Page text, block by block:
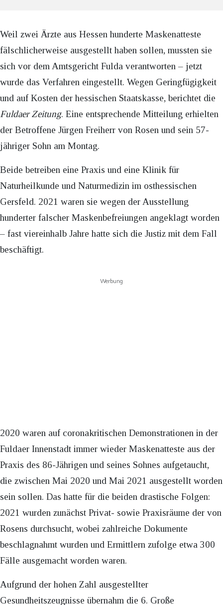
Weil zwei Ärzte aus Hessen hunderte Maskenatteste
fälschlicherweise ausgestellt haben sollen, mussten sie
sich vor dem Amtsgericht Fulda verantworten – jetzt
wurde das Verfahren eingestellt. Wegen Geringfügigkeit
und auf Kosten der hessischen Staatskasse, berichtet die
Fuldaer Zeitung. Eine entsprechende Mitteilung erhielten
der Betroffene Jürgen Freiherr von Rosen und sein 57-
jähriger Sohn am Montag.
Beide betreiben eine Praxis und eine Klinik für
Naturheilkunde und Naturmedizin im osthessischen
Gersfeld. 2021 waren sie wegen der Ausstellung
hunderter falscher Maskenbefreiungen angeklagt worden
– fast viereinhalb Jahre hatte sich die Justiz mit dem Fall
beschäftigt.
Werbung
2020 waren auf coronakritischen Demonstrationen in der
Fuldaer Innenstadt immer wieder Maskenatteste aus der
Praxis des 86-Jährigen und seines Sohnes aufgetaucht,
die zwischen Mai 2020 und Mai 2021 ausgestellt worden
sein sollen. Das hatte für die beiden drastische Folgen:
2021 wurden zunächst Privat- sowie Praxisräume der von
Rosens durchsucht, wobei zahlreiche Dokumente
beschlagnahmt wurden und Ermittlern zufolge etwa 300
Fälle ausgemacht worden waren.
Aufgrund der hohen Zahl ausgestellter
Gesundheitszeugnisse übernahm die 6. Große